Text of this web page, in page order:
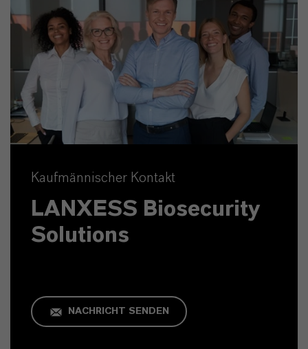
Kaufmännischer Kontakt
LANXESS Biosecurity
Solutions
NACHRICHT SENDEN